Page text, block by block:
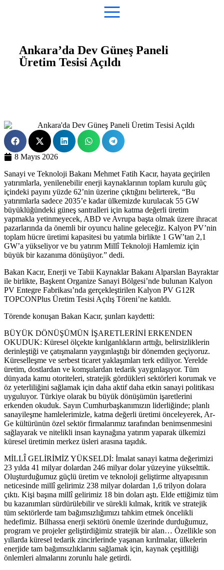
Ankara’da Dev Güneş Paneli
Üretim Tesisi Açıldı
8 Mayıs 2026
Sanayi ve Teknoloji Bakanı Mehmet Fatih Kacır, hayata geçirilen
yatırımlarla, yenilenebilir enerji kaynaklarının toplam kurulu güç
içindeki payını yüzde 62’nin üzerine çıktığını belirterek, “Bu
yatırımlarla sadece 2035’e kadar ülkemizde kurulacak 55 GW
büyüklüğündeki güneş santralleri için katma değerli üretim
yapmakla yetinmeyecek, ABD ve Avrupa başta olmak üzere ihracat
pazarlarında da önemli bir oyuncu haline geleceğiz. Kalyon PV’nin
toplam hücre üretimi kapasitesi bu yatımla birlikte 1 GW’tan 2,1
GW’a yükseliyor ve bu yatırım Millî Teknoloji Hamlemiz için
büyük bir kazanıma dönüşüyor.” dedi.
Bakan Kacır, Enerji ve Tabii Kaynaklar Bakanı Alparslan Bayraktar
ile birlikte, Başkent Organize Sanayi Bölgesi’nde bulunan Kalyon
PV Entegre Fabrikası’nda gerçekleştirilen Kalyon PV G12R
TOPCONPlus Üretim Tesisi Açılış Töreni’ne katıldı.
Törende konuşan Bakan Kacır, şunları kaydetti:
BÜYÜK DÖNÜŞÜMÜN İŞARETLERİNİ ERKENDEN
OKUDUK: Küresel ölçekte kırılganlıkların arttığı, belirsizliklerin
derinleştiği ve çatışmaların yaygınlaştığı bir dönemden geçiyoruz.
Küreselleşme ve serbest ticaret yaklaşımları terk ediliyor. Yerelde
üretim, dostlardan ve komşulardan tedarik yaygınlaşıyor. Tüm
dünyada kamu otoriteleri, stratejik gördükleri sektörleri korumak ve
öz yeterliliğini sağlamak için daha aktif daha etkin sanayi politikası
uyguluyor. Türkiye olarak bu büyük dönüşümün işaretlerini
erkenden okuduk. Sayın Cumhurbaşkanımızın liderliğinde; planlı
sanayileşme hamlelerimizle, katma değerli üretimi önceleyerek, Ar-
Ge kültürünün özel sektör firmalarımız tarafından benimsenmesini
sağlayarak ve nitelikli insan kaynağına yatırım yaparak ülkemizi
küresel üretimin merkez üsleri arasına taşıdık.
MİLLÎ GELİRİMİZ YÜKSELDİ: İmalat sanayi katma değerimizi
23 yılda 41 milyar dolardan 246 milyar dolar yüzeyine yükselttik.
Oluşturduğumuz güçlü üretim ve teknoloji geliştirme altyapısının
neticesinde millî gelirimiz 238 milyar dolardan 1,6 trilyon dolara
çıktı. Kişi başına millî gelirimiz 18 bin doları aştı. Elde ettiğimiz tüm
bu kazanımları sürdürülebilir ve sürekli kılmak, kritik ve stratejik
tüm sektörlerde tam bağımsızlığımızı tahkim etmek öncelikli
hedefimiz. Bilhassa enerji sektörü önemle üzerinde durduğumuz,
program ve projeler geliştirdiğimiz stratejik bir alan… Özellikle son
yıllarda küresel tedarik zincirlerinde yaşanan kırılmalar, ülkelerin
enerjide tam bağımsızlıklarını sağlamak için, kaynak çeşitliliği
önlemleri almalarını zorunlu hale getirdi.